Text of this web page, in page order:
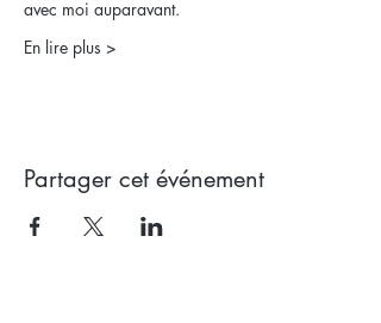
avec moi auparavant.
En lire plus >
Partager cet événement